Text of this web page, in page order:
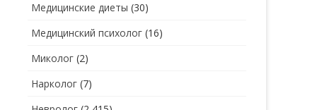
Медицинские диеты (30)
Медицинский психолог (16)
Миколог (2)
Нарколог (7)